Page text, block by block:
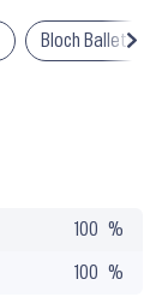
Bloch
100
100